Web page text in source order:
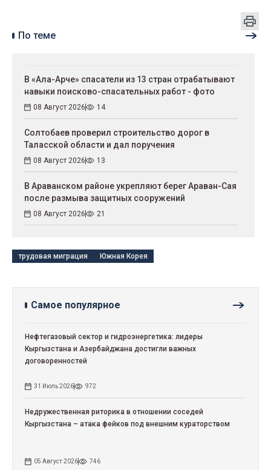
По теме
В «Ала-Арче» спасатели из 13 стран отрабатывают
навыки поисково-спасательных работ - фото
08 Август 2026 14
Солтобаев проверил строительство дорог в
Таласской области и дал поручения
08 Август 2026 13
В Араванском районе укрепляют берег Араван-Сая
после размыва защитных сооружений
08 Август 2026 21
трудовая миграция Южная Корея
Самое популярное
Нефтегазовый сектор и гидроэнергетика: лидеры
Кыргызстана и Азербайджана достигли важных
договоренностей
31 Июль 2026 972
Недружественная риторика в отношении соседей
Кыргызстана – атака фейков под внешним кураторством
05 Август 2026 746